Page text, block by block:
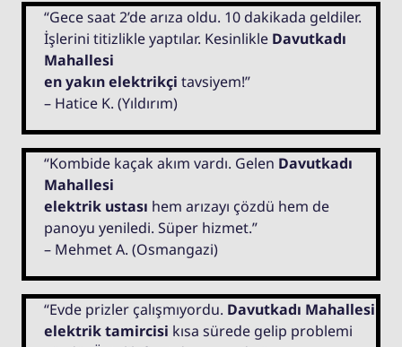
“Gece saat 2’de arıza oldu. 10 dakikada geldiler.
İşlerini titizlikle yaptılar. Kesinlikle Davutkadı
Mahallesi
en yakın elektrikçi tavsiyem!”
– Hatice K. (Yıldırım)
“Kombide kaçak akım vardı. Gelen Davutkadı
Mahallesi
elektrik ustası hem arızayı çözdü hem de
panoyu yeniledi. Süper hizmet.”
– Mehmet A. (Osmangazi)
“Evde prizler çalışmıyordu. Davutkadı Mahallesi
elektrik tamircisi kısa sürede gelip problemi